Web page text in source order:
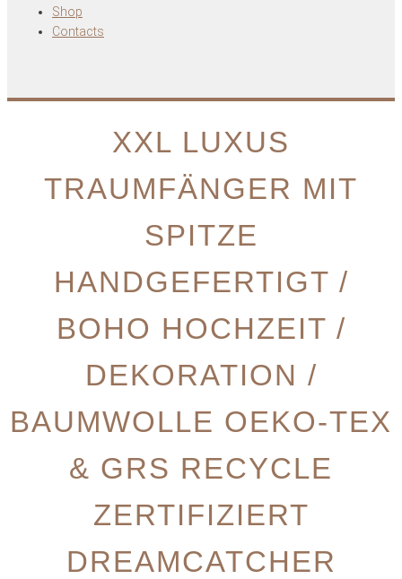
Shop
Contacts
XXL LUXUS
TRAUMFÄNGER MIT
SPITZE
HANDGEFERTIGT /
BOHO HOCHZEIT /
DEKORATION /
BAUMWOLLE OEKO-TEX
& GRS RECYCLE
ZERTIFIZIERT
DREAMCATCHER